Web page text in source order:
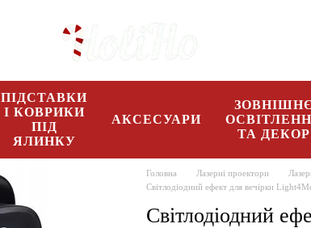
ПІДСТАВКИ
І КОВРИКИ
ПІД
ЯЛИНКУ
АКСЕСУАРИ
ЗОВНІШНЄ
ТА ДЕКОР
Головна Лазерні проектори
Світлодіодний ефект для вечірки
Світлодіодний